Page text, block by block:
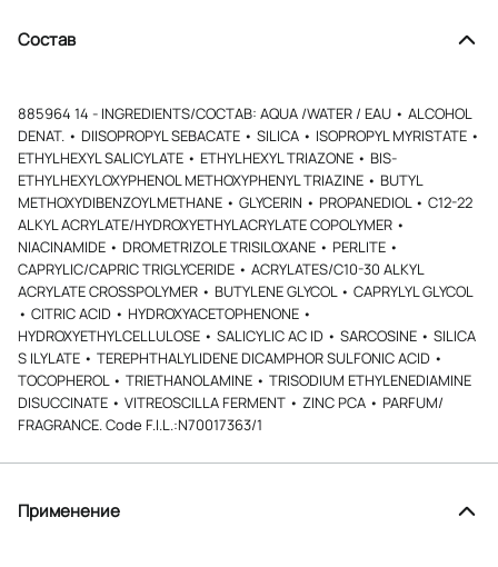
Состав
885964 14 - INGREDIENTS/COCTAB: AQUA /WATER / EAU • ALCOHOL
DENAT. • DIISOPROPYL SEBACATE • SILICA • ISOPROPYL MYRISTATE •
ETHYLHEXYL SALICYLATE • ETHYLHEXYL TRIAZONE • BIS-
ETHYLHEXYLOXYPHENOL METHOXYPHENYL TRIAZINE • BUTYL
METHOXYDIBENZOYLMETHANE • GLYCERIN • PROPANEDIOL • C12-22
ALKYL ACRYLATE/HYDROXYETHYLACRYLATE COPOLYMER •
NIACINAMIDE • DROMETRIZOLE TRISILOXANE • PERLITE •
CAPRYLIC/CAPRIC TRIGLYCERIDE • ACRYLATES/C10-30 ALKYL
ACRYLATE CROSSPOLYMER • BUTYLENE GLYCOL • CAPRYLYL GLYCOL
• CITRIC ACID • HYDROXYACETOPHENONE •
HYDROXYETHYLCELLULOSE • SALICYLIC AC ID • SARCOSINE • SILICA
S ILYLATE • TEREPHTHALYLIDENE DICAMPHOR SULFONIC ACID •
TOCOPHEROL • TRIETHANOLAMINE • TRISODIUM ETHYLENEDIAMINE
DISUCCINATE • VITREOSCILLA FERMENT • ZINC PCA • PARFUM/
FRAGRANCE. Code F.I.L.:N70017363/1
Применение